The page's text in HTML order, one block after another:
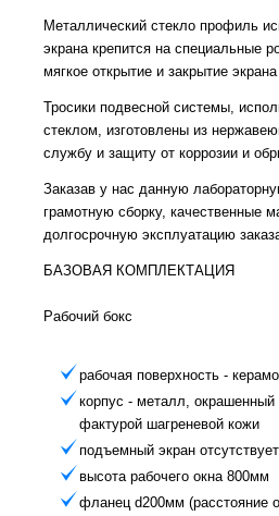
Металлический стекло профиль
экрана крепится на специальные
мягкое открытие и закрытие
Тросики подвесной системы,
стеклом, изготовлены из
службу и защиту от коррозии и
Заказав у нас данную
грамотную сборку, качественные
долгосрочную эксплуатацию
БАЗОВАЯ КОМПЛЕКТАЦИЯ
Рабочий бокс
рабочая поверхность -
корпус - металл, окрашенный
фактурой шагреневой кожи
подъемный экран отсутствует
высота рабочего окна 800мм
фланец d200мм (расстояние